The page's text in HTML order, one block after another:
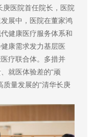
医院首任院长，医院
展中，医院在董家鸿
健康医疗服务体系和
康需求发力基层医
疗联合体。多措并
就医体验差的“顽
质量发展的“清华长庚